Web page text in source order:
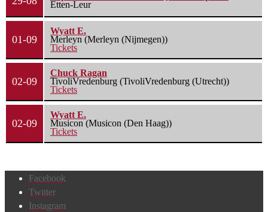
Etten-Leur
01-09
Wyatt E.
Merleyn (Merleyn (Nijmegen))
Tickets
02-09
Chuck Ragan
TivoliVredenburg (TivoliVredenburg (Utrecht))
Tickets
02-09
Wyatt E.
Musicon (Musicon (Den Haag))
Tickets
Facebook
Twitter
Instagram